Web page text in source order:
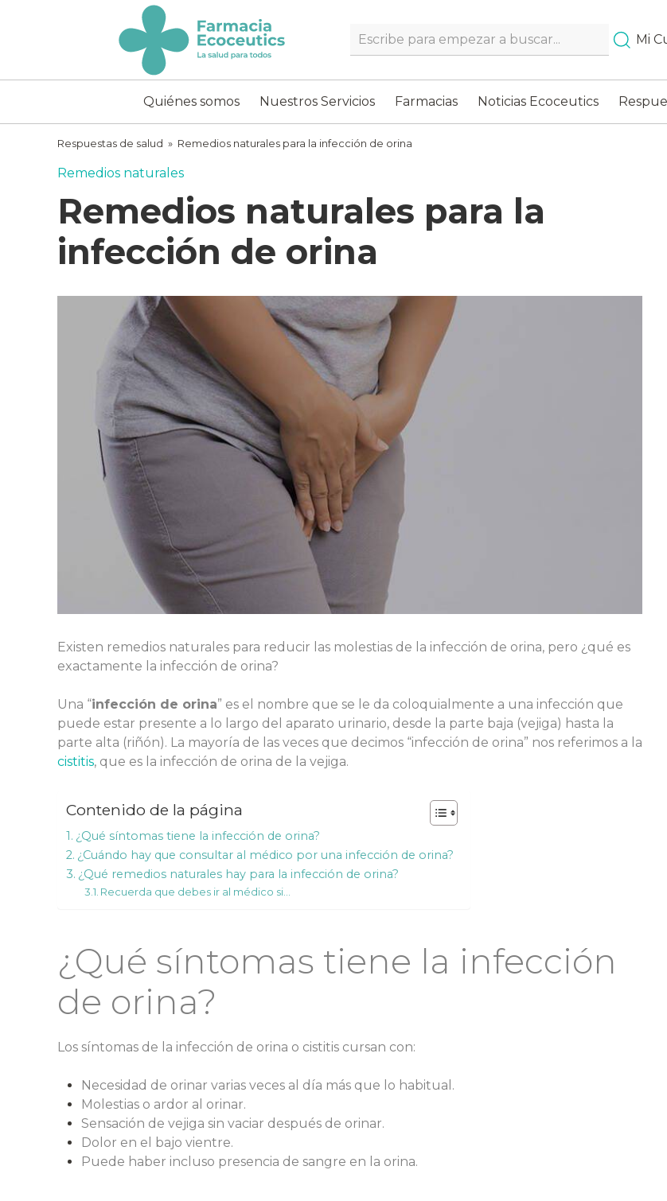
ecoceutics
Search… Mi
Quiénes somos Nuestros Servicios Farmacias Noticias Ecoceutics
Respuestas de salud » Remedios naturales para la infección de orina
Remedios naturales
Remedios naturales para la
infección de orina
Existen remedios naturales para reducir las molestias de la infección de orina, pero ¿qué es
exactamente la infección de orina?
Una “infección de orina” es el nombre que se le da coloquialmente a una infección que
puede estar presente a lo largo del aparato urinario, desde la parte baja (vejiga) hasta la
parte alta (riñón). La mayoría de las veces que decimos “infección de orina” nos referimos a la
cistitis, que es la infección de orina de la vejiga.
Contenido de la página
¿Qué síntomas tiene la infección de orina?
¿Cuándo hay que consultar al médico por una infección de orina?
¿Qué remedios naturales hay para la infección de orina?
Recuerda que debes ir al médico si…
¿Qué síntomas tiene la infección
de orina?
Los síntomas de la infección de orina o cistitis cursan con:
Necesidad de orinar varias veces al día más que lo habitual.
Molestias o ardor al orinar.
Sensación de vejiga sin vaciar después de orinar.
Dolor en el bajo vientre.
Puede haber incluso presencia de sangre en la orina.